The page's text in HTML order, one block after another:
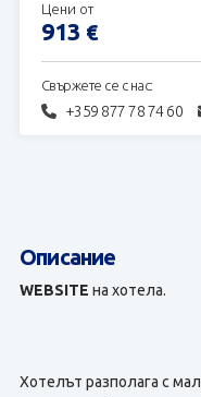
Свържете се с нас:
+359 877 78 74 60
Цени от
913 €
Описание
WEBSITE на хотела.
Хотелът разполага с